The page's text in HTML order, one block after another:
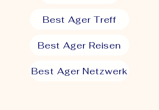
Best Ager Treff
Best Ager Reisen
Best Ager Netzwerk